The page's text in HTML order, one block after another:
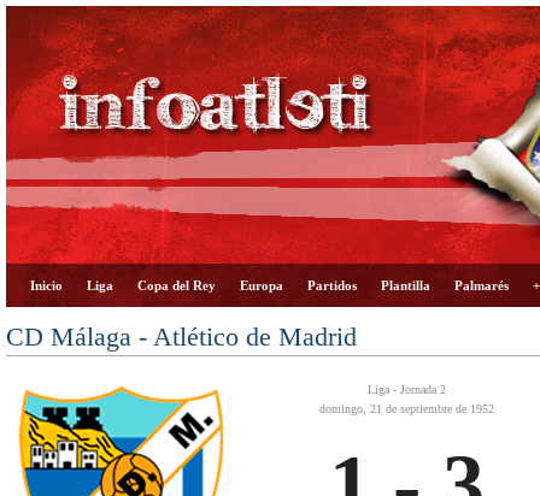
Inicio Liga Copa del Rey Europa Partidos Plantilla Palmarés
CD Málaga - Atlético de Madrid
Liga - Jornada 2
domingo, 21 de septiembre de 1952